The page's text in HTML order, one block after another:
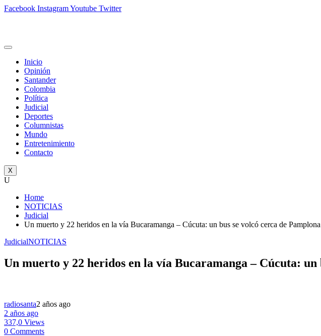
Facebook InstagramYoutube Twitter
Inicio
Opinión
Santander
Colombia
Política
Judicial
Deportes
Columnistas
Mundo
Entretenimiento
Contacto
X
U
Home
NOTICIAS
Judicial
Un muerto y 22 heridos en la vía Bucaramanga – Cúcuta: un bus se volcó cerca de Pamplona
JudicialNOTICIAS
Un muerto y 22 heridos en la vía Bucaramanga – Cúcuta: un
radiosanta2 años ago
2 años ago
337,0 Views
0 Comments